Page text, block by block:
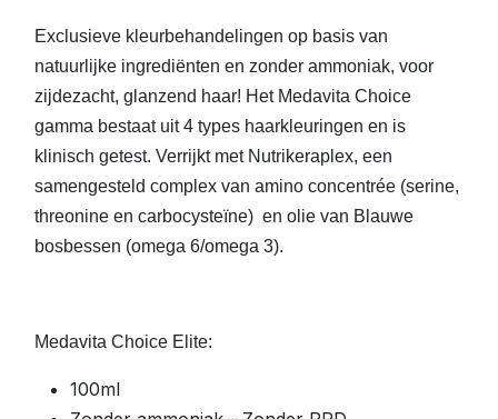
Exclusieve kleurbehandelingen op basis van
natuurlijke ingrediënten en zonder ammoniak, voor
zijdezacht, glanzend haar! Het Medavita Choice
gamma bestaat uit 4 types haarkleuringen en is
klinisch getest. Verrijkt met Nutrikeraplex, een
samengesteld complex van amino concentrée (serine,
threonine en carbocysteïne) en olie van Blauwe
bosbessen (omega 6/omega 3).
Medavita Choice Elite:
100ml